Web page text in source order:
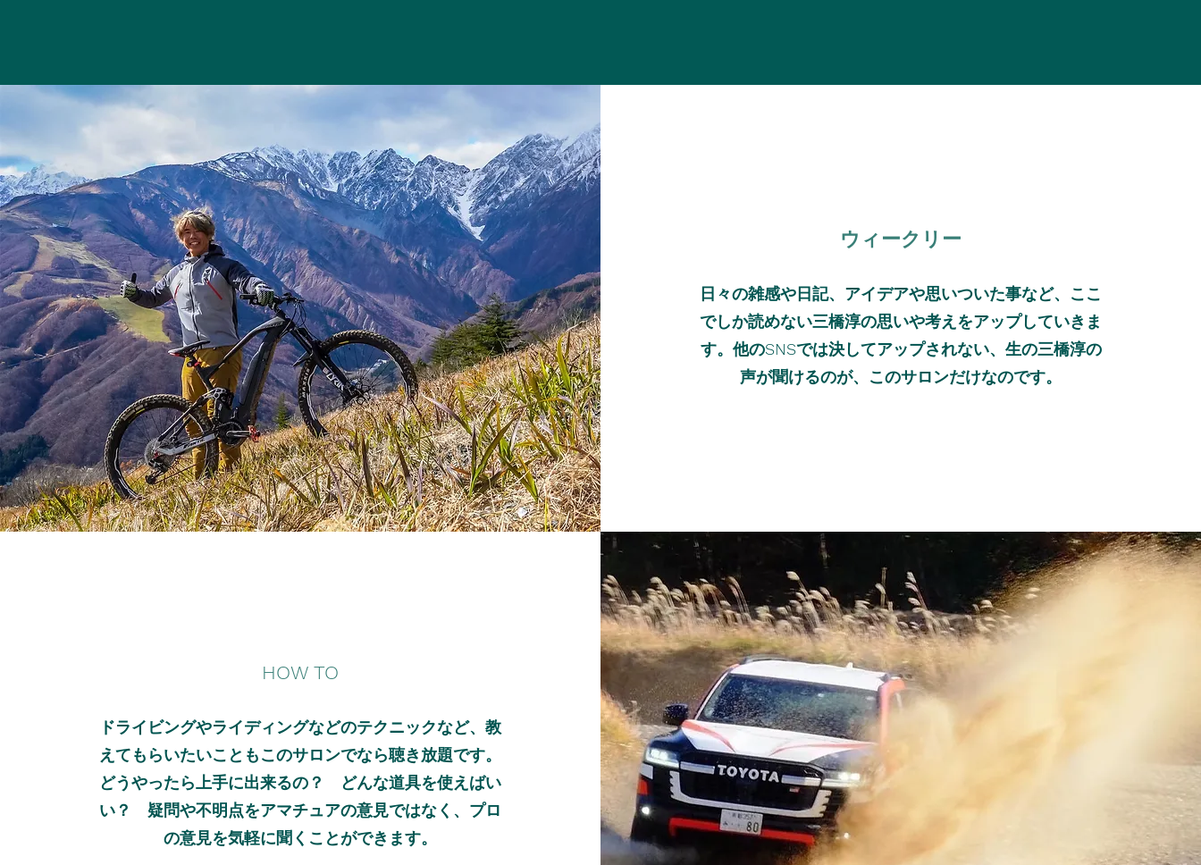
ウィークリー
日々の雑感や日記、アイデアや思いついた事など、ここ
でしか読めない三橋淳の思いや考えをアップしていきま
す。他のSNSでは決してアップされない、生の三橋淳の
声が聞けるのが、このサロンだけなのです。
HOW TO
ドライビングやライディングなどのテクニックなど、教
えてもらいたいこともこのサロンでなら聴き放題です。
どうやったら上手に出来るの？ どんな道具を使えばい
い？ 疑問や不明点をアマチュアの意見ではなく、プロ
の意見を気軽に聞くことができます。